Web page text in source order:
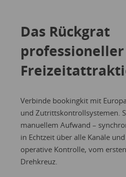
Das Rückgrat
professioneller
Verbinde bookingkit mit
und Zutrittskontrollsystemen.
manuellem Aufwand –
in Echtzeit über alle Kanäle
operative Kontrolle, vom
Drehkreuz.